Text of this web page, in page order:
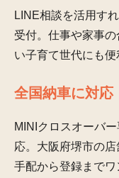
LINE相談を活用す
受付。仕事や家事
い子育て世代にも便
全国納車に対応
MINIクロスオーバ
応。大阪府堺市の
手配から登録までワ